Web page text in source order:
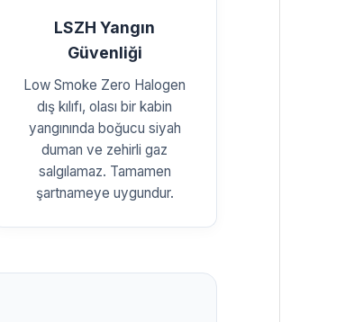
LSZH Yangın
Güvenliği
Low Smoke Zero Halogen
dış kılıfı, olası bir kabin
yangınında boğucu siyah
duman ve zehirli gaz
salgılamaz. Tamamen
şartnameye uygundur.